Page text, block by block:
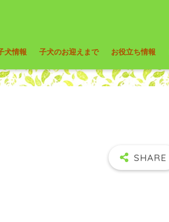
犬情報 子犬のお迎えまで お役立ち情報